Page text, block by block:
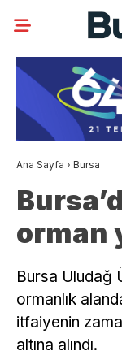
Ana Sayfa › Bursa
orman
Bursa Uludağ
ormanlık
itfaiyenin
altına alındı.